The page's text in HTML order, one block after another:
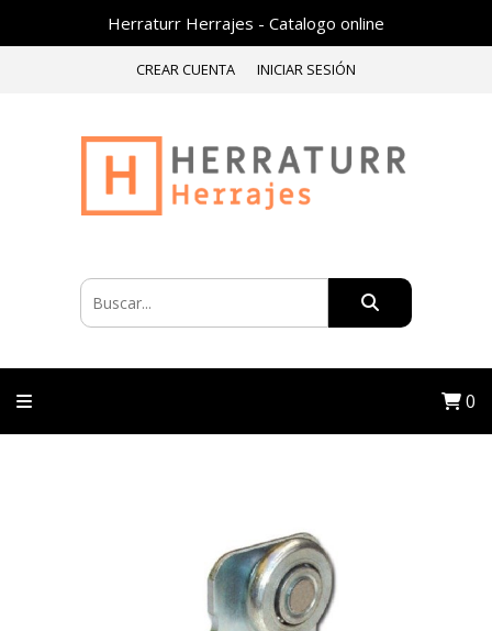
Herraturr Herrajes - Catalogo online
CREAR CUENTA INICIAR SESIÓN
0